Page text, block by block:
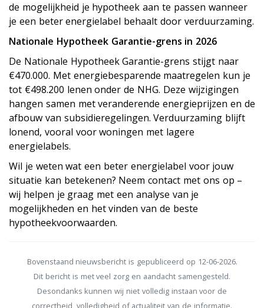
de mogelijkheid je hypotheek aan te passen wanneer
je een beter energielabel behaalt door verduurzaming.
Nationale Hypotheek Garantie-grens in 2026
De Nationale Hypotheek Garantie-grens stijgt naar
€470.000. Met energiebesparende maatregelen kun je
tot €498.200 lenen onder de NHG. Deze wijzigingen
hangen samen met veranderende energieprijzen en de
afbouw van subsidieregelingen. Verduurzaming blijft
lonend, vooral voor woningen met lagere
energielabels.
Wil je weten wat een beter energielabel voor jouw
situatie kan betekenen? Neem contact met ons op –
wij helpen je graag met een analyse van je
mogelijkheden en het vinden van de beste
hypotheekvoorwaarden.
Bovenstaand nieuwsbericht is gepubliceerd op 12-06-2026.
Dit bericht is met veel zorg en aandacht samengesteld.
Desondanks kunnen wij niet volledig instaan voor de
correctheid, volledigheid of actualiteit van de informatie.